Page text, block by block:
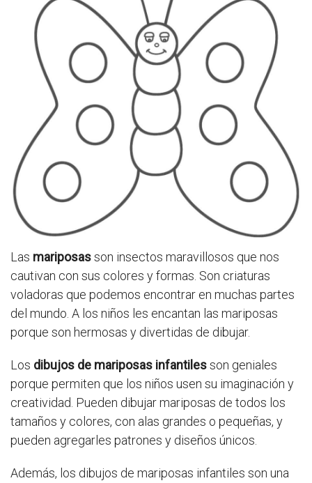
Las mariposasson insectos maravillosos que nos
cautivan con sus colores y formas. Son criaturas
voladoras que podemos encontrar en muchas partes
del mundo. A los niños les encantan las mariposas
porque son hermosas y divertidas de dibujar.
Los dibujos de mariposas infantilesson geniales
porque permiten que los niños usen su imaginación y
creatividad. Pueden dibujar mariposas de todos los
tamaños y colores, con alas grandes o pequeñas, y
pueden agregarles patrones y diseños únicos.
Además, los dibujos de mariposas infantiles son una